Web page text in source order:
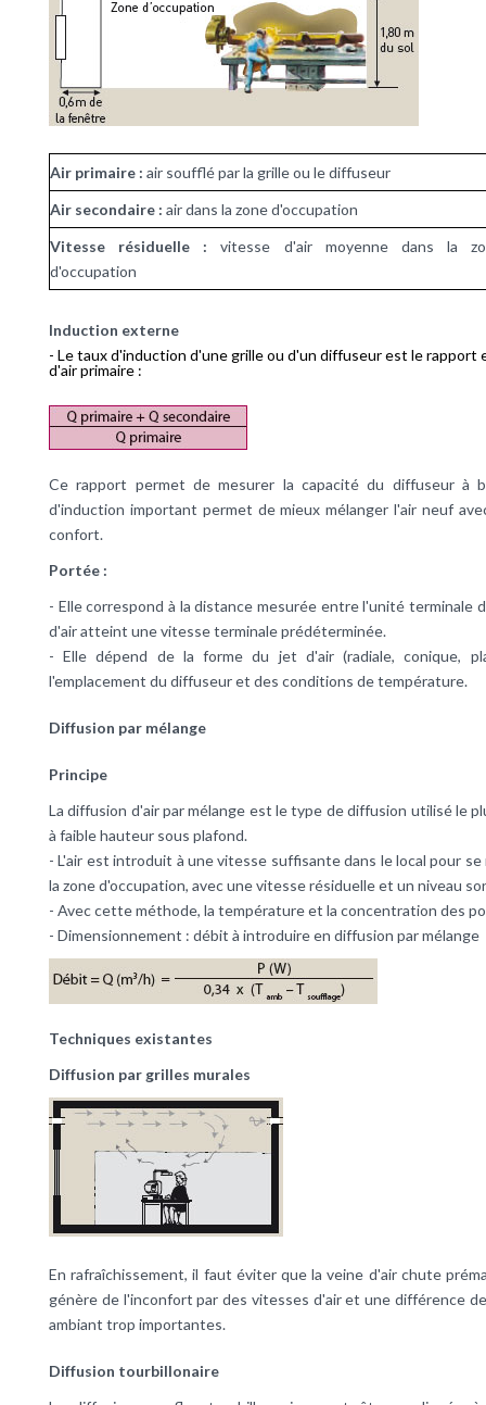
Air primaire : air soufflé par la grille ou le diffuseur
Air secondaire : air dans la zone d'occupation
Vitesse résiduelle :vitesse d'air moyenne dans la
d'occupation
Induction externe
- Le taux d'induction d'une grille ou d'un diffuseur est le
d'air primaire :
Ce rapport permet de mesurer la capacité du diffuseur à
d'induction important permet de mieux mélanger l'air neuf
confort.
Portée :
- Elle correspond à la distance mesurée entre l'unité terminale
d'air atteint une vitesse terminale prédéterminée.
- Elle dépend de la forme du jet d'air (radiale, conique,
l'emplacement du diffuseur et des conditions de température.
Diffusion par mélange
Principe
La diffusion d'air par mélange est le type de diffusion utilisé le
à faible hauteur sous plafond.
- L'air est introduit à une vitesse suffisante dans le local pour
la zone d'occupation, avec une vitesse résiduelle et un niveau
- Avec cette méthode, la température et la concentration des
- Dimensionnement : débit à introduire en diffusion par mélange
Techniques existantes
Diffusion par grilles murales
En rafraîchissement, il faut éviter que la veine d'air chute
génère de l'inconfort par des vitesses d'air et une différence
ambiant trop importantes.
Diffusion tourbillonaire